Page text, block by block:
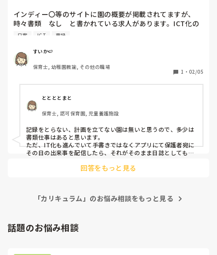
ことが多く苦慮いたしました。
導入にあたってはオンライン研修もありますが、自園で使用す
る機能に特化した研修を行なう必要があると感じました。
インディー〇等のサイトに園の概要が掲載されてますが、
時々書類　なし　と書かれている求人があります。ICT化の
意味のなしなのか、ほぼなしなのか、書類業務をする職員が
前職では幼稚園型こども園でしたが、連絡帳、年カリ、その
日やる事を書くのみの週案、月の目標のみを書く月案、要
録、面談児の個別書類、クラスだよりが主でした。
が、月案、日案、週案、年カリ、児童票、個別計画等もっと
細かく分かれている園も多いですよね。
実際に正社員若しくはフルパートの方で担任を持っていて書
類ほぼなし、簡易的な方はいますか？
日案 ICT 要録
すいか🍉
保育士, 幼稚園教諭, その他の職場
1 ・ 02/05
ととととまと
保育士, 認可保育園, 児童養護施設
記録をとらない、計画を立てない園は無いと思うので、多少は
書類仕事はあると思います。
ただ、IT化も進んでいて手書きではなくアプリにて保護者宛に
その日の出来事を配信したら、それがそのまま日誌としても保
うちの園でも週案は廃止されて月案のみでした。行事の指導案
回答をもっと見る
「カリキュラム」のお悩み相談をもっと見る
話題のお悩み相談